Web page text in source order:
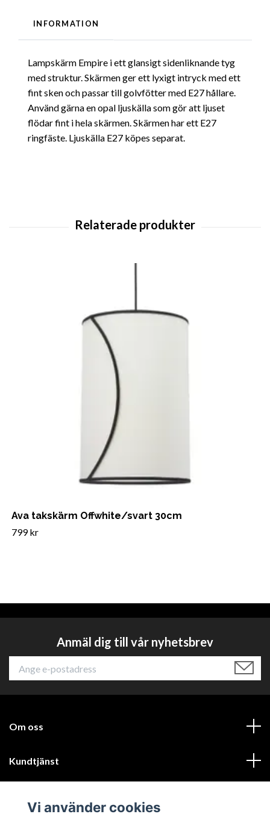
INFORMATION
Lampskärm Empire i ett glansigt sidenliknande tyg
med struktur. Skärmen ger ett lyxigt intryck med ett
fint sken och passar till golvfötter med E27 hållare.
Använd gärna en opal ljuskälla som gör att ljuset
flödar fint i hela skärmen. Skärmen har ett E27
ringfäste. Ljuskälla E27 köpes separat.
Ava takskärm Offwhite/svart 30cm
799 kr
Anmäl dig till vår nyhetsbrev
Om oss
Kundtjänst
Vi använder cookies